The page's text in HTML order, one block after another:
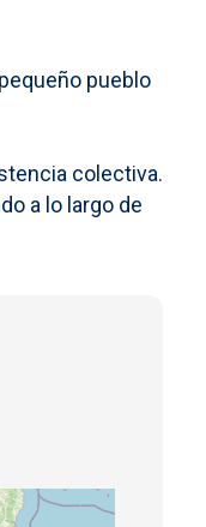
pueblo
colectiva.
a lo largo de